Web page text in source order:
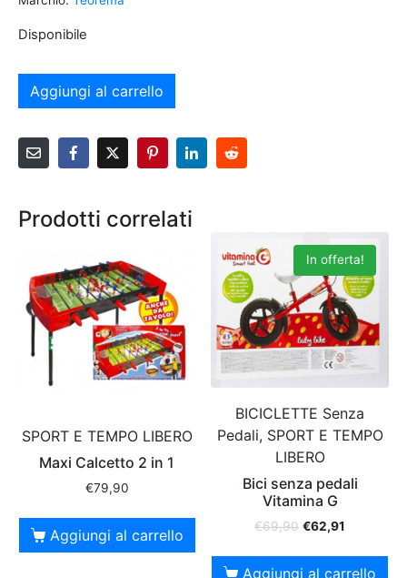
Disponibile
Aggiungi al carrello
Prodotti correlati
SPORT E TEMPO LIBERO
Maxi Calcetto 2 in 1
€79,90
Aggiungi al carrello
In offerta!
BICICLETTE Senza
Pedali, SPORT E TEMPO
LIBERO
Bici senza pedali
Vitamina G
€69,90 €62,91
Aggiungi al carrello